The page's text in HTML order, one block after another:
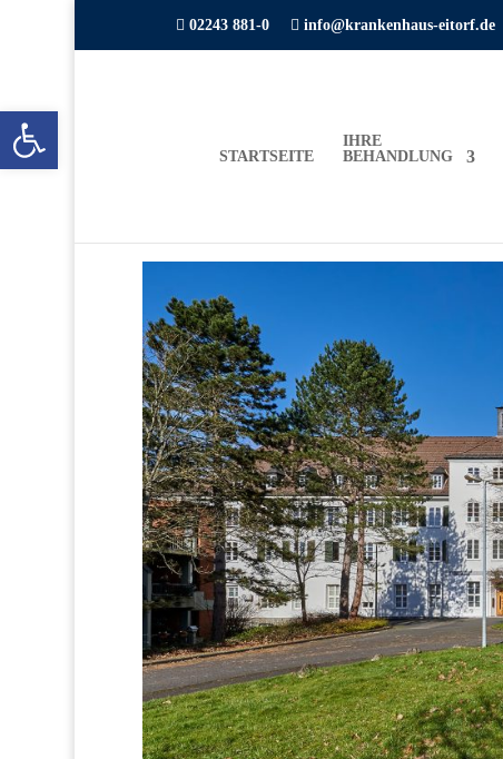
 02243 881-0  info@krankenhaus-eitorf.de
STARTSEITE
IHRE
BEHANDLUNG
Open toolbar